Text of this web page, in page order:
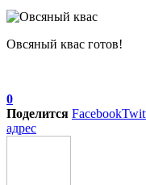
Овсяный квас готов!
0
Поделится Facebook
адрес